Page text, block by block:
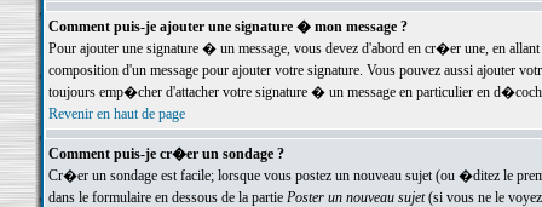
Comment puis-je ajouter une signature � mon message ?
Pour ajouter une signature � un message, vous devez d'abord en cr�er une, en
composition d'un message pour ajouter votre signature. Vous pouvez aussi ajouter
toujours emp�cher d'attacher votre signature � un message en particulier en
Revenir en haut de page
Comment puis-je cr�er un sondage ?
Cr�er un sondage est facile; lorsque vous postez un nouveau sujet (ou �ditez le
dans le formulaire en dessous de la partie Poster un nouveau sujet(si vous ne le voyez